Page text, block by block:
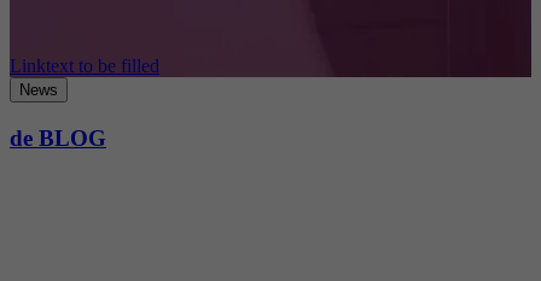
Linktext to be filled
News
de BLOG